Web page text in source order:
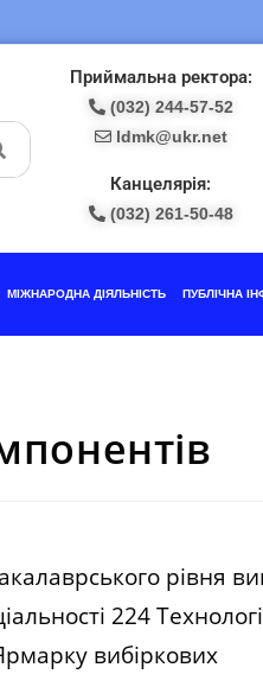
Приймальна ректора:
(032) 244-57-52
ldmk@ukr.net
Канцелярія:
(032) 261-50-48
МІЖНАРОДНА ДІЯЛЬНІСТЬ ПУБЛІЧНА
рівня
224
вибіркових